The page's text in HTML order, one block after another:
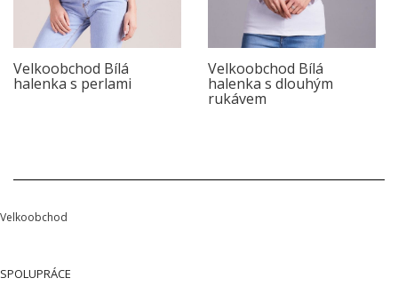
Velkoobchod Bílá
halenka s perlami
Velkoobchod Bílá
halenka s dlouhým
rukávem
Velkoobchod
SPOLUPRÁCE